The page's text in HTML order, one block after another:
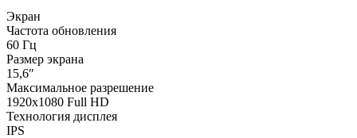
Экран
Частота обновления
60 Гц
Размер экрана
15,6″
Максимальное разрешение
1920x1080 Full HD
Технология дисплея
IPS